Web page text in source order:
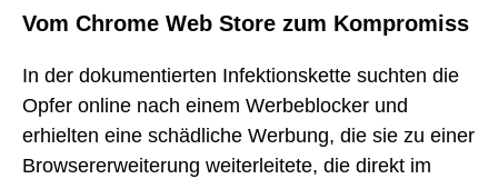
Vom Chrome Web Store zum Kompromiss
In der dokumentierten Infektionskette suchten die
Opfer online nach einem Werbeblocker und
erhielten eine schädliche Werbung, die sie zu einer
Browsererweiterung weiterleitete, die direkt im